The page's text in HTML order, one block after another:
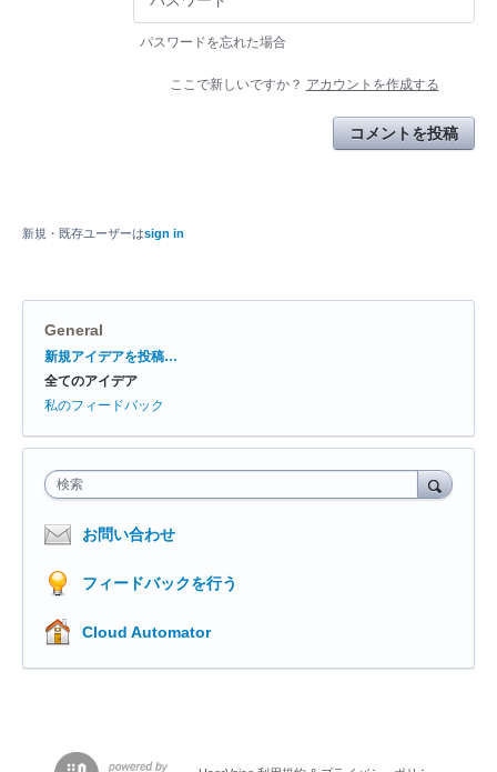
パスワードを忘れた場合
ここで新しいですか？ アカウントを作成する
コメントを投稿
新規・既存ユーザーはsign in
General
カ
ゴ
リ
新規アイデアを投稿…
全てのアイデア
私のフィードバック
検索
お問い合わせ
フィードバックを行う
Cloud Automator